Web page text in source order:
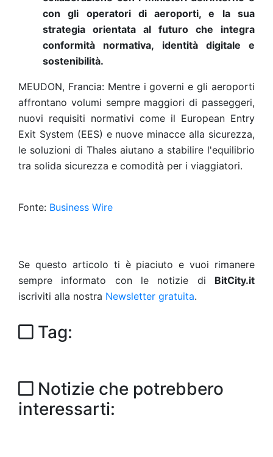
con gli operatori di aeroporti, e la sua
strategia orientata al futuro che integra
conformità normativa, identità digitale e
sostenibilità.
MEUDON, Francia: Mentre i governi e gli aeroporti
affrontano volumi sempre maggiori di passeggeri,
nuovi requisiti normativi come il European Entry
Exit System (EES) e nuove minacce alla sicurezza,
le soluzioni di Thales aiutano a stabilire l'equilibrio
tra solida sicurezza e comodità per i viaggiatori.
Fonte: Business Wire
Se questo articolo ti è piaciuto e vuoi rimanere
sempre informato con le notizie di BitCity.it
iscriviti alla nostra Newsletter gratuita.
Tag:
Notizie che potrebbero
interessarti: